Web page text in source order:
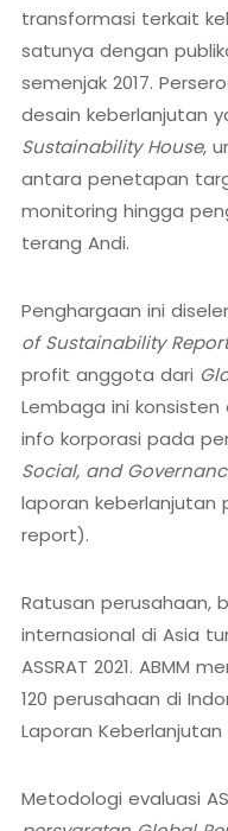
transformasi terkait
satunya dengan
semenjak 2017.
desain keberlanjutan
Sustainability House,
antara penetapan
monitoring hingga
terang Andi.
Penghargaan ini
of Sustainability
profit anggota dari
Lembaga ini
info korporasi pada
Social, and
laporan keberlanjutan
report).
Ratusan perusahaan,
internasional di Asia
ASSRAT 2021. ABMM
120 perusahaan di
Laporan
Metodologi evaluasi